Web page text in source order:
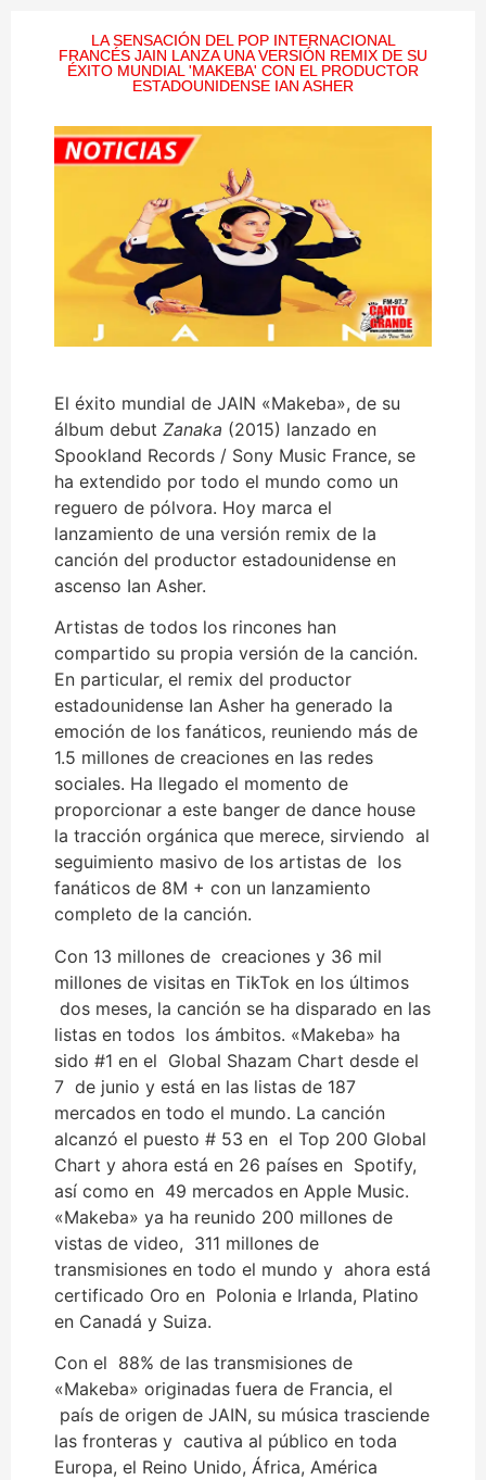
LA SENSACIÓN DEL POP INTERNACIONAL
FRANCÉS JAIN LANZA UNA VERSIÓN REMIX DE SU
ÉXITO MUNDIAL 'MAKEBA' CON EL PRODUCTOR
ESTADOUNIDENSE IAN ASHER
El éxito mundial de JAIN «Makeba», de su
álbum debut Zanaka (2015) lanzado en
Spookland Records / Sony Music France, se
ha extendido por todo el mundo como un
reguero de pólvora. Hoy marca el
lanzamiento de una versión remix de la
canción del productor estadounidense en
ascenso Ian Asher.
Artistas de todos los rincones han
compartido su propia versión de la canción.
En particular, el remix del productor
estadounidense Ian Asher ha generado la
emoción de los fanáticos, reuniendo más de
1.5 millones de creaciones en las redes
sociales. Ha llegado el momento de
proporcionar a este banger de dance house
la tracción orgánica que merece, sirviendo al
seguimiento masivo de los artistas de los
fanáticos de 8M + con un lanzamiento
completo de la canción.
Con 13 millones de creaciones y 36 mil
millones de visitas en TikTok en los últimos
dos meses, la canción se ha disparado en las
listas en todos los ámbitos. «Makeba» ha
sido #1 en el Global Shazam Chart desde el
7 de junio y está en las listas de 187
mercados en todo el mundo. La canción
alcanzó el puesto # 53 en el Top 200 Global
Chart y ahora está en 26 países en Spotify,
así como en 49 mercados en Apple Music.
«Makeba» ya ha reunido 200 millones de
vistas de video, 311 millones de
transmisiones en todo el mundo y ahora está
certificado Oro en Polonia e Irlanda, Platino
en Canadá y Suiza.
Con el 88% de las transmisiones de
«Makeba» originadas fuera de Francia, el
país de origen de JAIN, su música trasciende
las fronteras y cautiva al público en toda
Europa, el Reino Unido, África, América